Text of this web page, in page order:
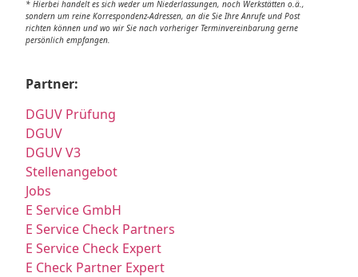
* Hierbei handelt es sich weder um Niederlassungen, noch Werkstätten o.ä.,
sondern um reine Korrespondenz-Adressen, an die Sie Ihre Anrufe und Post
richten können und wo wir Sie nach vorheriger Terminvereinbarung gerne
persönlich empfangen.
Partner:
DGUV Prüfung
DGUV
DGUV V3
Stellenangebot
Jobs
E Service GmbH
E Service Check Partners
E Service Check Expert
E Check Partner Expert